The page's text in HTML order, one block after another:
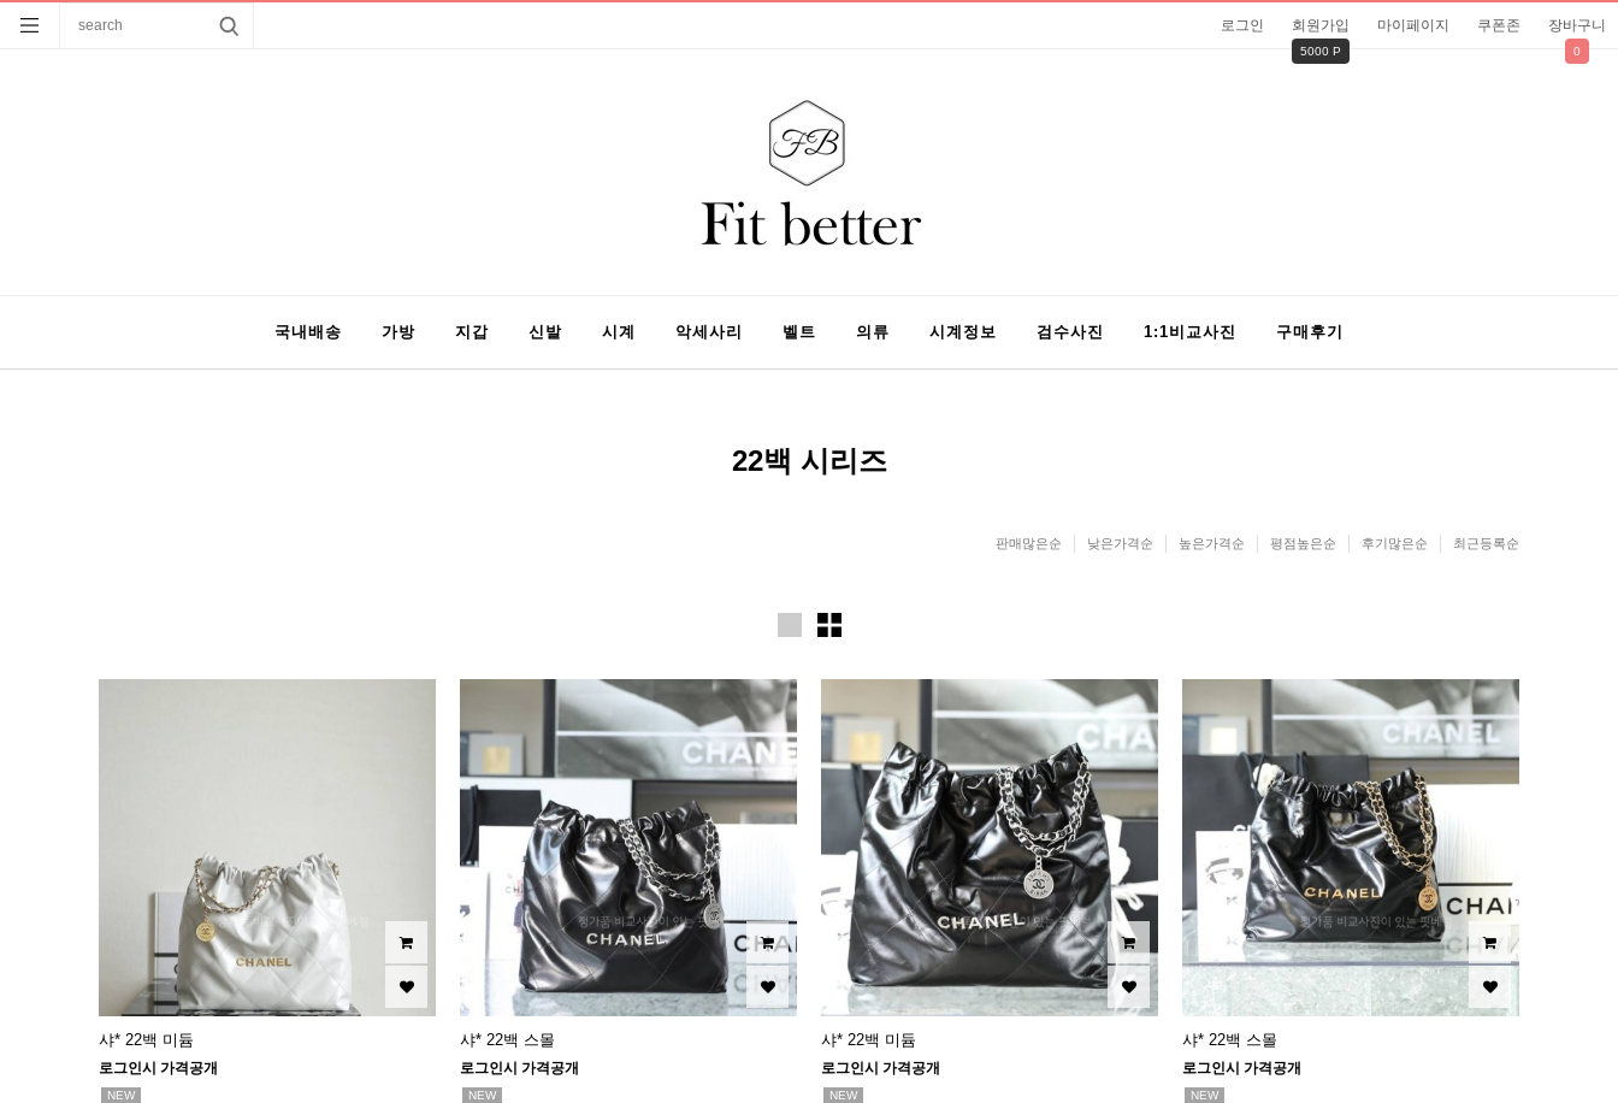
로그인 회원가입
5000 P
마이페이지 쿠폰존 장바구니
0
국내배송 가방 지갑 신발 시계 악세사리 벨트 의류 시계정보 검수사진 1:1비교사진 구매후기
22백 시리즈
판매많은순 낮은가격순 높은가격순 평점높은순 후기많은순 최근등록순
샤* 22백 미듐
로그인시 가격공개
NEW
샤* 22백 스몰
로그인시 가격공개
NEW
샤* 22백 미듐
로그인시 가격공개
NEW
샤* 22백 스몰
로그인시 가격공개
NEW